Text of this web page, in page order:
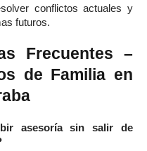
conflictos actuales y
futuros.
Frecuentes –
de Familia en
asesoría sin salir de